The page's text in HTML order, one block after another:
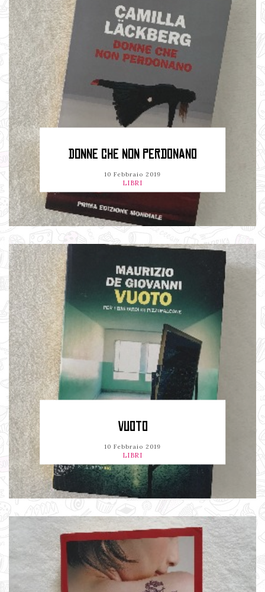
DONNE CHE NON PERDONANO
10 Febbraio 2019
LIBRI
VUOTO
10 Febbraio 2019
LIBRI